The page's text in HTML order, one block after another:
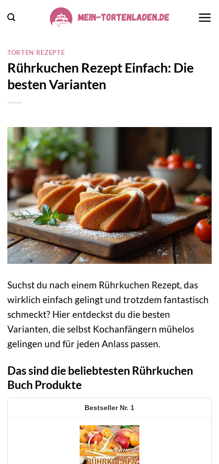
Inhalt
TORTEN REZEPTE
Rührkuchen Rezept Einfach: Die
besten Varianten
Suchst du nach einem Rührkuchen Rezept, das
wirklich einfach gelingt und trotzdem fantastisch
schmeckt? Hier entdeckst du die besten
Varianten, die selbst Kochanfängern mühelos
gelingen und für jeden Anlass passen.
Das sind die beliebtesten Rührkuchen
Buch Produkte
1